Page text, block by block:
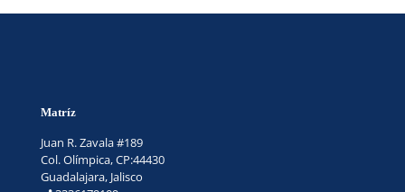
Matríz
Juan R. Zavala #189
Col. Olímpica, CP:44430
Guadalajara, Jalisco